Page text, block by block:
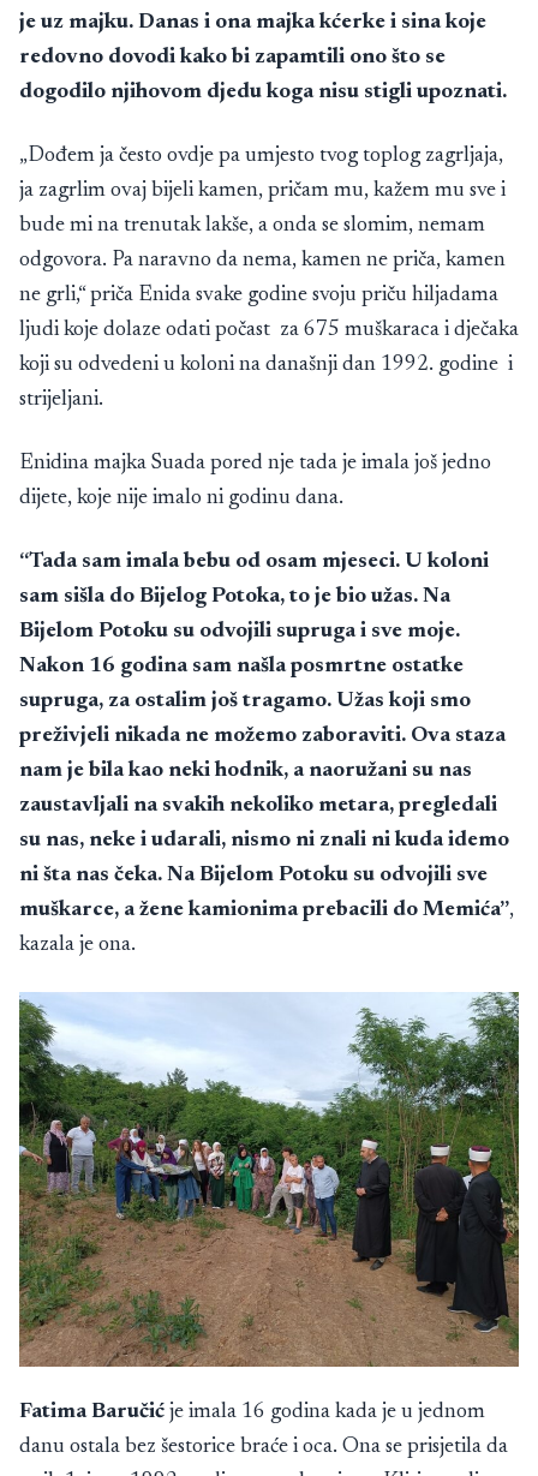
je uz majku. Danas i ona majka kćerke i sina koje
redovno dovodi kako bi zapamtili ono što se
dogodilo njihovom djedu koga nisu stigli upoznati.
„Dođem ja često ovdje pa umjesto tvog toplog zagrljaja,
ja zagrlim ovaj bijeli kamen, pričam mu, kažem mu sve i
bude mi na trenutak lakše, a onda se slomim, nemam
odgovora. Pa naravno da nema, kamen ne priča, kamen
ne grli,“ priča Enida svake godine svoju priču hiljadama
ljudi koje dolaze odati počast za 675 muškaraca i dječaka
koji su odvedeni u koloni na današnji dan 1992. godine i
strijeljani.
Enidina majka Suada pored nje tada je imala još jedno
dijete, koje nije imalo ni godinu dana.
“Tada sam imala bebu od osam mjeseci. U koloni
sam sišla do Bijelog Potoka, to je bio užas. Na
Bijelom Potoku su odvojili supruga i sve moje.
Nakon 16 godina sam našla posmrtne ostatke
supruga, za ostalim još tragamo. Užas koji smo
preživjeli nikada ne možemo zaboraviti. Ova staza
nam je bila kao neki hodnik, a naoružani su nas
zaustavljali na svakih nekoliko metara, pregledali
su nas, neke i udarali, nismo ni znali ni kuda idemo
ni šta nas čeka. Na Bijelom Potoku su odvojili sve
muškarce, a žene kamionima prebacili do Memića”,
kazala je ona.
Fatima Baručić je imala 16 godina kada je u jednom
danu ostala bez šestorice braće i oca. Ona se prisjetila da